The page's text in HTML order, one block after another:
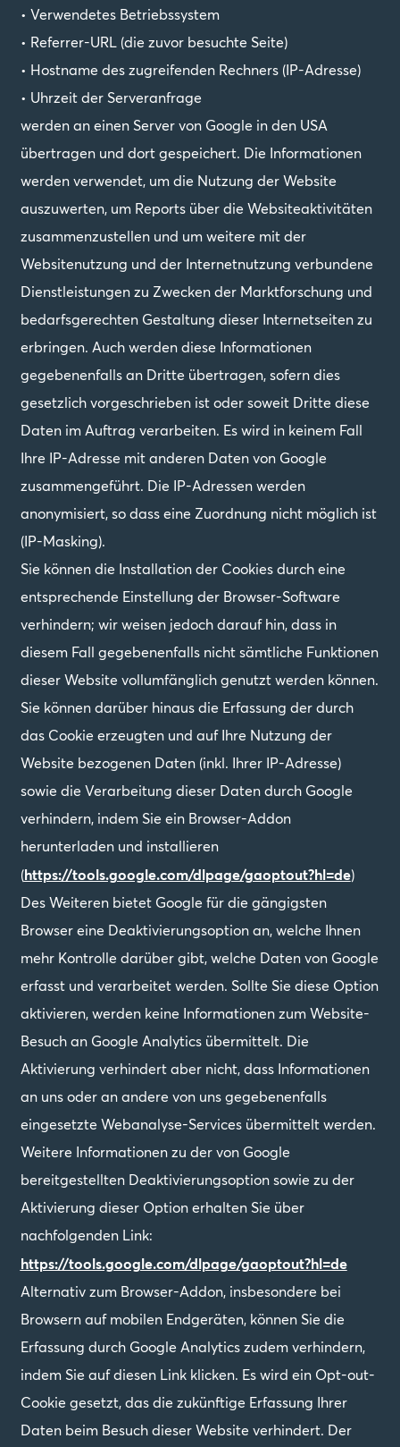
• Verwendetes Betriebssystem
• Referrer-URL (die zuvor besuchte Seite)
• Hostname des zugreifenden Rechners (IP-Adresse)
• Uhrzeit der Serveranfrage
werden an einen Server von Google in den USA
übertragen und dort gespeichert. Die Informationen
werden verwendet, um die Nutzung der Website
auszuwerten, um Reports über die Websiteaktivitäten
zusammenzustellen und um weitere mit der
Websitenutzung und der Internetnutzung verbundene
Dienstleistungen zu Zwecken der Marktforschung und
bedarfsgerechten Gestaltung dieser Internetseiten zu
erbringen. Auch werden diese Informationen
gegebenenfalls an Dritte übertragen, sofern dies
gesetzlich vorgeschrieben ist oder soweit Dritte diese
Daten im Auftrag verarbeiten. Es wird in keinem Fall
Ihre IP-Adresse mit anderen Daten von Google
zusammengeführt. Die IP-Adressen werden
anonymisiert, so dass eine Zuordnung nicht möglich ist
(IP-Masking).
Sie können die Installation der Cookies durch eine
entsprechende Einstellung der Browser-Software
verhindern; wir weisen jedoch darauf hin, dass in
diesem Fall gegebenenfalls nicht sämtliche Funktionen
dieser Website vollumfänglich genutzt werden können.
Sie können darüber hinaus die Erfassung der durch
das Cookie erzeugten und auf Ihre Nutzung der
Website bezogenen Daten (inkl. Ihrer IP-Adresse)
sowie die Verarbeitung dieser Daten durch Google
verhindern, indem Sie ein Browser-Addon
herunterladen und installieren
(https://tools.google.com/dlpage/gaoptout?hl=de)
Des Weiteren bietet Google für die gängigsten
Browser eine Deaktivierungsoption an, welche Ihnen
mehr Kontrolle darüber gibt, welche Daten von Google
erfasst und verarbeitet werden. Sollte Sie diese Option
aktivieren, werden keine Informationen zum Website-
Besuch an Google Analytics übermittelt. Die
Aktivierung verhindert aber nicht, dass Informationen
an uns oder an andere von uns gegebenenfalls
eingesetzte Webanalyse-Services übermittelt werden.
Weitere Informationen zu der von Google
bereitgestellten Deaktivierungsoption sowie zu der
Aktivierung dieser Option erhalten Sie über
nachfolgenden Link:
https://tools.google.com/dlpage/gaoptout?hl=de
Alternativ zum Browser-Addon, insbesondere bei
Browsern auf mobilen Endgeräten, können Sie die
Erfassung durch Google Analytics zudem verhindern,
indem Sie auf diesen Link klicken. Es wird ein Opt-out-
Cookie gesetzt, das die zukünftige Erfassung Ihrer
Daten beim Besuch dieser Website verhindert. Der